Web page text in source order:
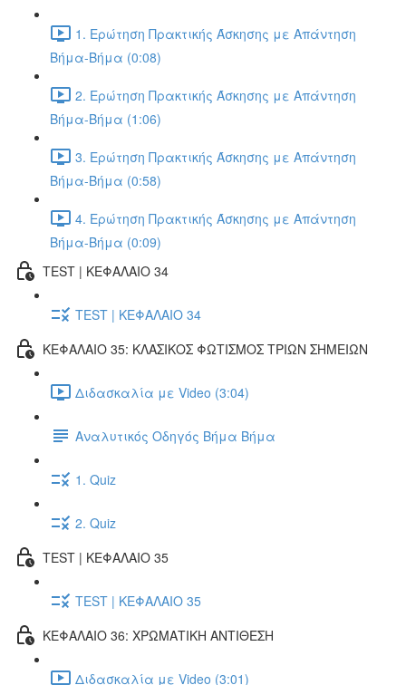
1. Ερώτηση Πρακτικής Άσκησης με Απάντηση
Βήμα-Βήμα (0:08)
2. Ερώτηση Πρακτικής Άσκησης με Απάντηση
Βήμα-Βήμα (1:06)
3. Ερώτηση Πρακτικής Άσκησης με Απάντηση
Βήμα-Βήμα (0:58)
4. Ερώτηση Πρακτικής Άσκησης με Απάντηση
Βήμα-Βήμα (0:09)
TEST | ΚΕΦΑΛΑΙΟ 34
TEST | ΚΕΦΑΛΑΙΟ 34
ΚΕΦΑΛΑΙΟ 35: ΚΛΑΣΙΚΟΣ ΦΩΤΙΣΜΟΣ ΤΡΙΩΝ ΣΗΜΕΙΩΝ
Διδασκαλία με Video (3:04)
Αναλυτικός Οδηγός Βήμα Βήμα
1. Quiz
2. Quiz
TEST | ΚΕΦΑΛΑΙΟ 35
TEST | ΚΕΦΑΛΑΙΟ 35
ΚΕΦΑΛΑΙΟ 36: ΧΡΩΜΑΤΙΚΗ ΑΝΤΙΘΕΣΗ
Διδασκαλία με Video (3:01)